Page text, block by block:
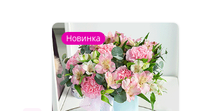
Новинка